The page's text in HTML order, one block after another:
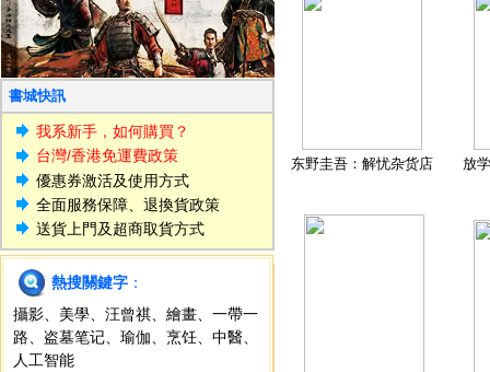
書城快訊
我系新手，如何購買？
台灣/香港免運費政策
優惠券激活及使用方式
全面服務保障、退換貨政策
送貨上門及超商取貨方式
熱搜關鍵字 ：
攝影
美學 汪曾祺 繪畫
一帶一
路
盗墓笔记 瑜伽 烹饪 中醫
人工智能
东野圭吾：解忧杂货店 放